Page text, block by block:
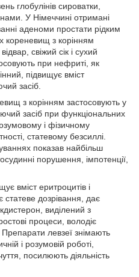
глобулінів сироватки,
У Німеччині отримані
аденоми простати рідким
кореневищ з корінням
свіжий сік і сухий
при нефриті, як
підвищує вміст
засіб.
з корінням застосовують у
засіб при функціональних
і фізичному
статевому безсиллі.
показав найбільш
порушення, імпотенції,
вміст еритроцитів і
статеве дозрівання, дає
виділений з
процеси, володіє
левзеї знімають
і розумовій роботі,
посилюють діяльність